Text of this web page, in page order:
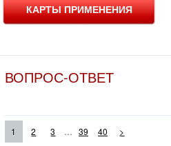
КАРТЫ ПРИМЕНЕНИЯ
ВОПРОС-ОТВЕТ
1 2 3 ... 39 40
>